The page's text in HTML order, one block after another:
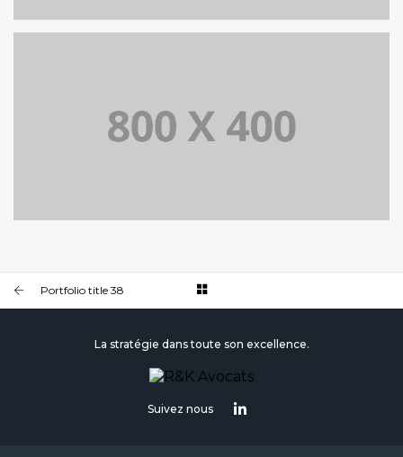
BRANDING AND BROCHURE
Portfolio title 38
La stratégie dans toute son excellence.
Suivez nous